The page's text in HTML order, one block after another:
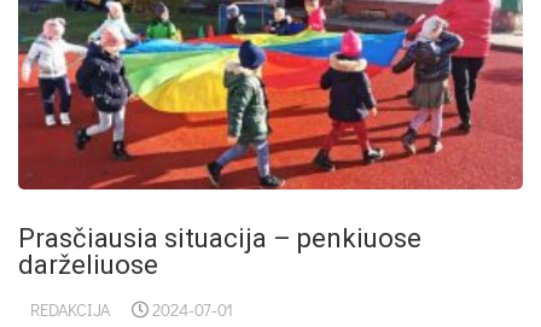
Prasčiausia situacija – penkiuose
darželiuose
REDAKCIJA 2024-07-01